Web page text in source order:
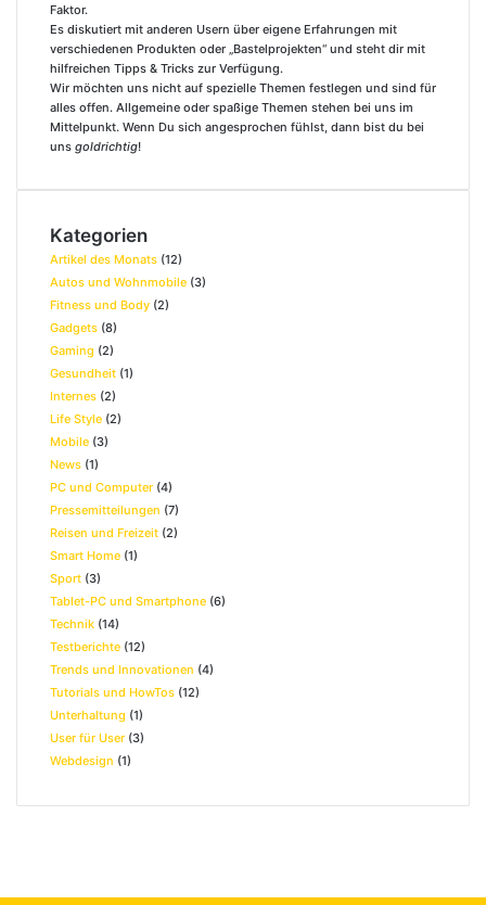
Faktor.
Es diskutiert mit anderen Usern über eigene Erfahrungen mit
verschiedenen Produkten oder „Bastelprojekten“ und steht dir mit
hilfreichen Tipps & Tricks zur Verfügung.
Wir möchten uns nicht auf spezielle Themen festlegen und sind für
alles offen. Allgemeine oder spaßige Themen stehen bei uns im
Mittelpunkt. Wenn Du sich angesprochen fühlst, dann bist du bei
uns goldrichtig!
Kategorien
Artikel des Monats (12)
Autos und Wohnmobile (3)
Fitness und Body (2)
Gadgets (8)
Gaming (2)
Gesundheit (1)
Internes (2)
Life Style (2)
Mobile (3)
News (1)
PC und Computer (4)
Pressemitteilungen (7)
Reisen und Freizeit (2)
Smart Home (1)
Sport (3)
Tablet-PC und Smartphone (6)
Technik (14)
Testberichte (12)
Trends und Innovationen (4)
Tutorials und HowTos (12)
Unterhaltung (1)
User für User (3)
Webdesign (1)